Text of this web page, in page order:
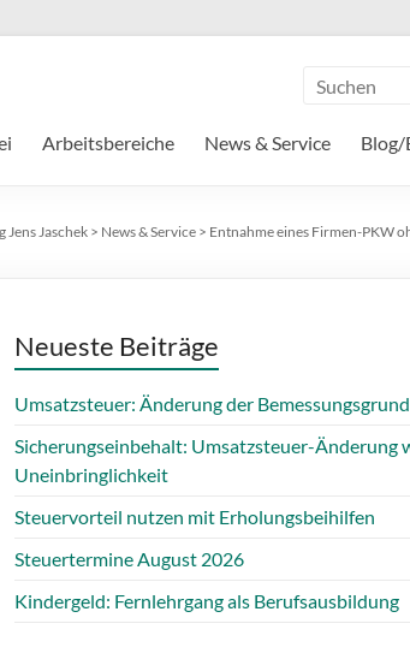
Arbeitsbereiche News & Service Blog/
Jens Jaschek> News & Service > Entnahme eines Firmen-PKW
Neueste Beiträge
Umsatzsteuer: Änderung der
Sicherungseinbehalt: Umsatzsteuer-Änderung
Uneinbringlichkeit
Steuervorteil nutzen mit Erholungsbeihilfen
Steuertermine August 2026
Kindergeld: Fernlehrgang als Berufsausbildung